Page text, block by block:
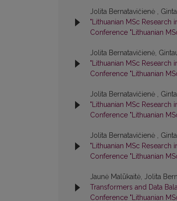
Jolita Bernatavičienė ,
"Lithuanian MSc Research
Conference "Lithuanian
Jolita Bernatavičienė,
"Lithuanian MSc Research
Conference "Lithuanian
Jolita Bernatavičienė ,
"Lithuanian MSc Research
Conference "Lithuanian
Jolita Bernatavičienė ,
"Lithuanian MSc Research
Conference "Lithuanian
Jaunė Malūkaitė, Jolita
Transformers and Data
Conference "Lithuanian